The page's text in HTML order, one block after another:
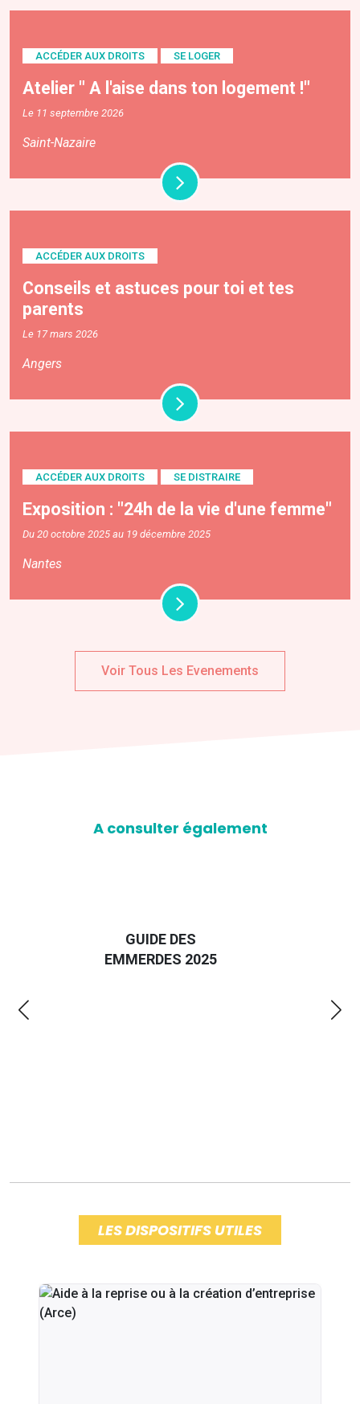
ACCÉDER AUX DROITS SE LOGER
Atelier " A l'aise dans ton logement !"
Le 11 septembre 2026
Saint-Nazaire
ACCÉDER AUX DROITS
Conseils et astuces pour toi et tes
parents
Le 17 mars 2026
Angers
ACCÉDER AUX DROITS SE DISTRAIRE
Exposition : "24h de la vie d'une femme"
Du 20 octobre 2025 au 19 décembre 2025
Nantes
Voir Tous Les Evenements
A consulter également
GUIDE DES
EMMERDES 2025
LES DISPOSITIFS UTILES